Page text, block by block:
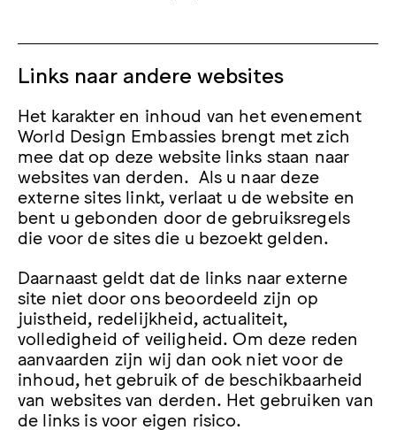
Links naar andere websites
Het karakter en inhoud van het evenement
World Design Embassies brengt met zich
mee dat op deze website links staan naar
websites van derden. Als u naar deze
externe sites linkt, verlaat u de website en
bent u gebonden door de gebruiksregels
die voor de sites die u bezoekt gelden.
Daarnaast geldt dat de links naar externe
site niet door ons beoordeeld zijn op
juistheid, redelijkheid, actualiteit,
volledigheid of veiligheid. Om deze reden
aanvaarden zijn wij dan ook niet voor de
inhoud, het gebruik of de beschikbaarheid
van websites van derden. Het gebruiken van
de links is voor eigen risico.